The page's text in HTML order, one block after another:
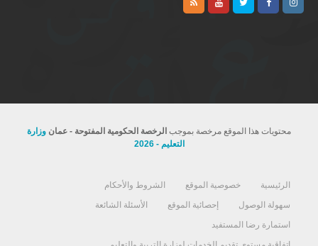
محتويات هذا الموقع مرخصة بموجب الرخصة الحكومية المفتوحة - عمان وزارة
التعليم - 2026
الرئيسية خصوصية الموقع
الشروط والأحكام
سهولة الوصول
إحصائية الموقع
الأسئلة الشائعة
استمارة رضا المستفيد